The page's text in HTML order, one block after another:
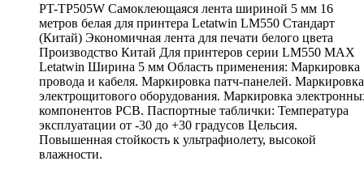
PT-TP505W Самоклеющаяся лента шириной 5 мм 16
метров белая для принтера Letatwin LM550 Cтандарт
(Китай) Экономичная лента для печати белого цвета
Производство Китай Для принтеров серии LM550 MAX
Letatwin Ширина 5 мм Область применения: Маркировка
провода и кабеля. Маркировка патч-панелей. Маркировка
электрощитового оборудования. Маркировка
компонентов РСВ. Паспортные таблички: Температура
эксплуатации от -30 до +30 градусов Цельсия.
Повышенная стойкость к ультрафиолету, высокой
влажности.